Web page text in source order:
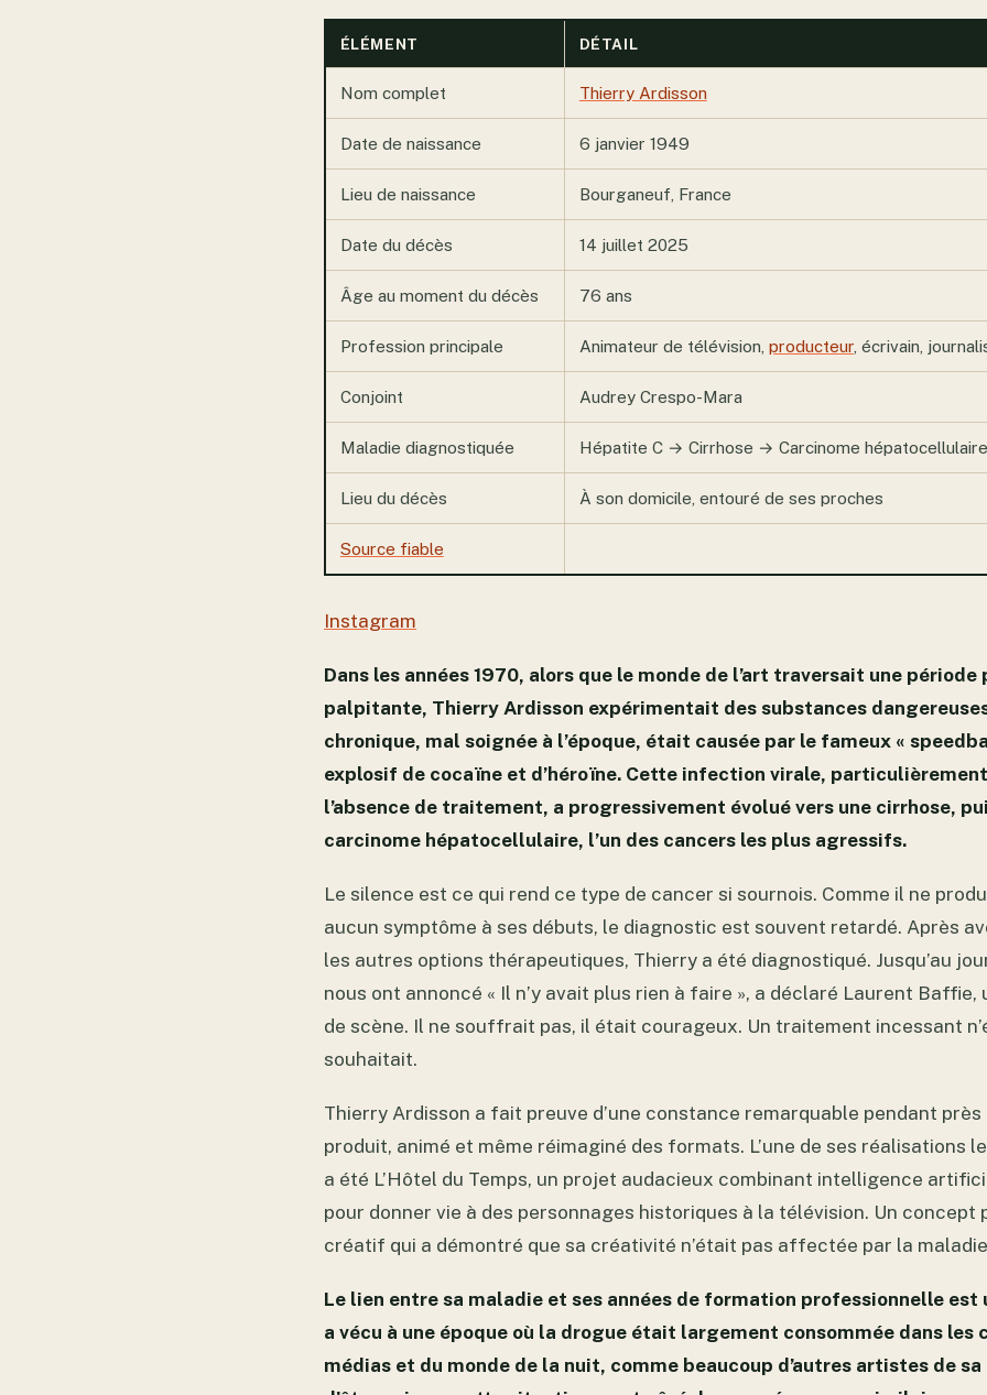
ÉLÉMENT DÉTAIL
Nom complet Thierry Ardisson
Date de naissance 6 janvier 1949
Lieu de naissance Bourganeuf, France
Date du décès 14 juillet 2025
Âge au moment du décès 76 ans
Profession principale Animateur de télévision, producteur, écrivain,
Conjoint Audrey Crespo-Mara
Maladie diagnostiquée Hépatite C → Cirrhose → Carcinome
Lieu du décès À son domicile, entouré de ses proches
Source fiable
Instagram
Dans les années 1970, alors que le monde de l’art traversait une
palpitante, Thierry Ardisson expérimentait des substances
chronique, mal soignée à l’époque, était causée par le fameux «
explosif de cocaïne et d’héroïne. Cette infection virale,
l’absence de traitement, a progressivement évolué vers une cirrhose,
carcinome hépatocellulaire, l’un des cancers les plus agressifs.
Le silence est ce qui rend ce type de cancer si sournois. Comme il ne
aucun symptôme à ses débuts, le diagnostic est souvent retardé. Après
les autres options thérapeutiques, Thierry a été diagnostiqué. Jusqu’au
nous ont annoncé « Il n’y avait plus rien à faire », a déclaré Laurent
de scène. Il ne souffrait pas, il était courageux. Un traitement incessant
souhaitait.
Thierry Ardisson a fait preuve d’une constance remarquable pendant près
produit, animé et même réimaginé des formats. L’une de ses réalisations
a été L’Hôtel du Temps, un projet audacieux combinant intelligence
pour donner vie à des personnages historiques à la télévision. Un
créatif qui a démontré que sa créativité n’était pas affectée par la
Le lien entre sa maladie et ses années de formation professionnelle
a vécu à une époque où la drogue était largement consommée dans les
médias et du monde de la nuit, comme beaucoup d’autres artistes de